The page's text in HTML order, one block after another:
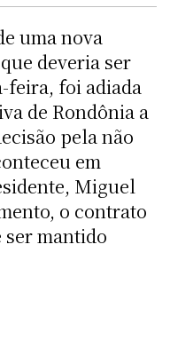
uma nova
deveria ser
feira, foi adiada
de Rondônia a
pela não
em
Miguel
o contrato
ser mantido